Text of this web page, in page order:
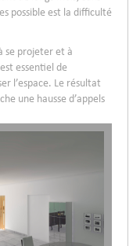
possible est la difficulté
se projeter et à
essentiel de
l’espace. Le résultat
une hausse d’appels